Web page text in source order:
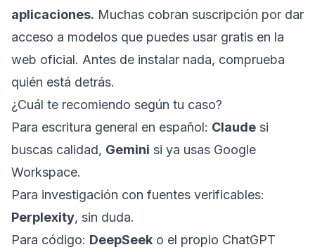
aplicaciones. Muchas cobran suscripción por dar
acceso a modelos que puedes usar gratis en la
web oficial. Antes de instalar nada, comprueba
quién está detrás.
¿Cuál te recomiendo según tu caso?
Para escritura general en español: Claude si
buscas calidad, Gemini si ya usas Google
Workspace.
Para investigación con fuentes verificables:
Perplexity, sin duda.
Para código: DeepSeek o el propio ChatGPT